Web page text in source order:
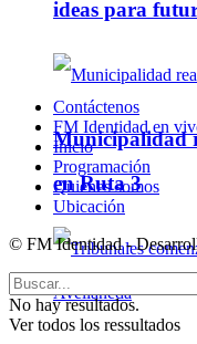
ideas para
Municipalidad
en Ruta 3
Contáctenos
FM Identidad en
Inicio
Programación
Quienes somos
Ubicación
© FM Identidad -
No hay resultados.
Ver todos los ressultados